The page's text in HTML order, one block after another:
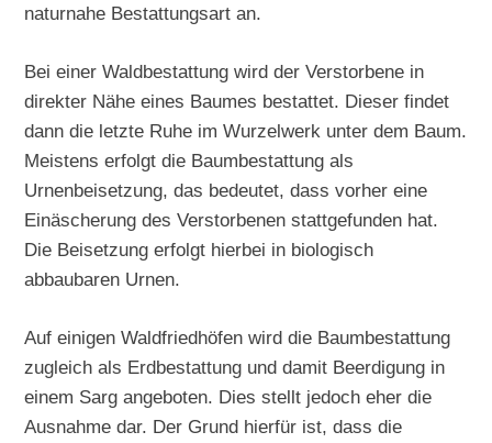
naturnahe Bestattungsart an.
Bei einer Waldbestattung wird der Verstorbene in
direkter Nähe eines Baumes bestattet. Dieser findet
dann die letzte Ruhe im Wurzelwerk unter dem Baum.
Meistens erfolgt die Baumbestattung als
Urnenbeisetzung, das bedeutet, dass vorher eine
Einäscherung des Verstorbenen stattgefunden hat.
Die Beisetzung erfolgt hierbei in biologisch
abbaubaren Urnen.
Auf einigen Waldfriedhöfen wird die Baumbestattung
zugleich als Erdbestattung und damit Beerdigung in
einem Sarg angeboten. Dies stellt jedoch eher die
Ausnahme dar. Der Grund hierfür ist, dass die